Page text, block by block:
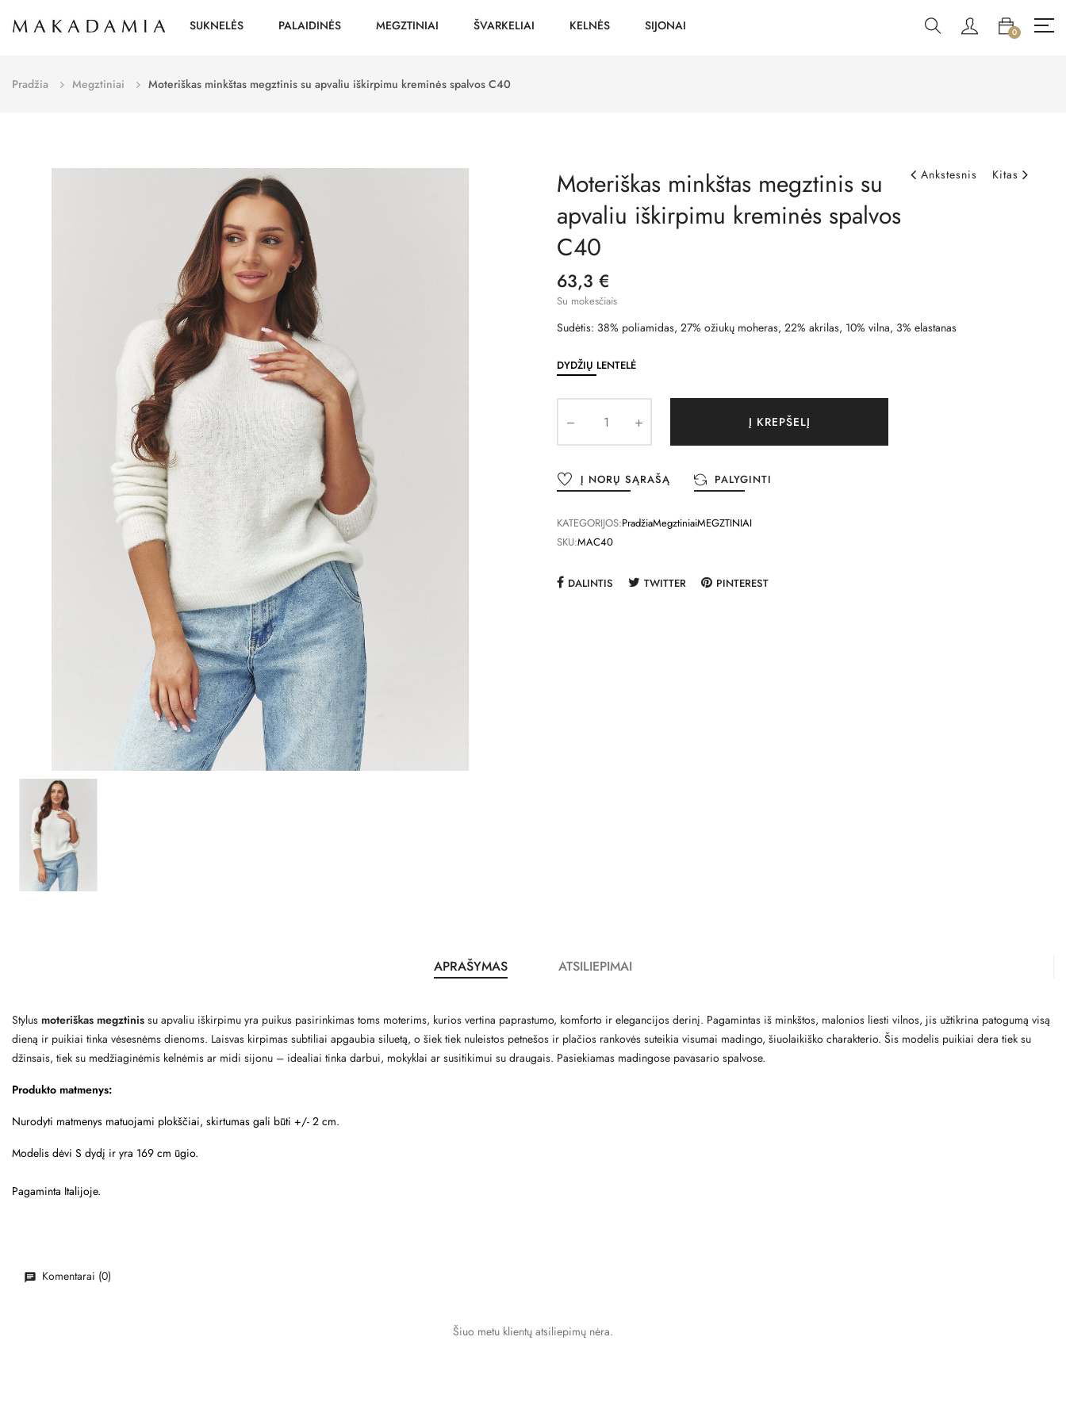
SUKNELĖS PALAIDINĖS MEGZTINIAI ŠVARKELIAI KELNĖS SIJONAI 0
Pradžia Megztiniai Moteriškas minkštas megztinis su apvaliu iškirpimu kreminės spalvos C40
Ankstesnis Kitas
Moteriškas minkštas megztinis su
apvaliu iškirpimu kreminės spalvos
C40
63,3 €
Su mokesčiais
Sudėtis: 38% poliamidas, 27% ožiukų moheras, 22% akrilas, 10% vilna, 3% elastanas
DYDŽIŲ LENTELĖ
Į KREPŠELĮ
Į NORŲ SĄRAŠĄ PALYGINTI
KATEGORIJOS:PradžiaMegztiniaiMEGZTINIAI
SKU:MAC40
DALINTIS TWITTER PINTEREST
APRAŠYMAS ATSILIEPIMAI
Stylus moteriškas megztinis su apvaliu iškirpimu yra puikus pasirinkimas toms moterims, kurios vertina paprastumo, komforto ir elegancijos derinį. Pagamintas iš minkštos, malonios liesti vilnos, jis užtikrina patogumą visą
dieną ir puikiai tinka vėsesnėms dienoms. Laisvas kirpimas subtiliai apgaubia siluetą, o šiek tiek nuleistos petnešos ir plačios rankovės suteikia visumai madingo, šiuolaikiško charakterio. Šis modelis puikiai dera tiek su
džinsais, tiek su medžiaginėmis kelnėmis ar midi sijonu – idealiai tinka darbui, mokyklai ar susitikimui su draugais. Pasiekiamas madingose pavasario spalvose.
Produkto matmenys:
Nurodyti matmenys matuojami plokščiai, skirtumas gali būti +/- 2 cm.
Modelis dėvi S dydį ir yra 169 cm ūgio.
Pagaminta Italijoje.
Komentarai (0)
Šiuo metu klientų atsiliepimų nėra.